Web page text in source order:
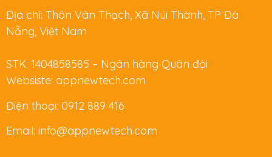
Địa chỉ: Thôn Vân Thạch, Xã Núi Thành, TP Đà
Nẵng, Việt Nam
STK: 1404858585 – Ngân hàng Quân đội
Websiste: appnewtech.com
Điện thoại: 0912 889 416
Email: info@appnewtech.com